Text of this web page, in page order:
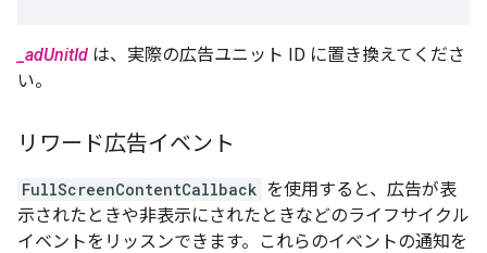
_adUnitId は、実際の広告ユニット ID に置き換えてくださ
い。
リワード広告イベント
FullScreenContentCallback を使用すると、広告が表
示されたときや非表示にされたときなどのライフサイクル
イベントをリッスンできます。これらのイベントの通知を